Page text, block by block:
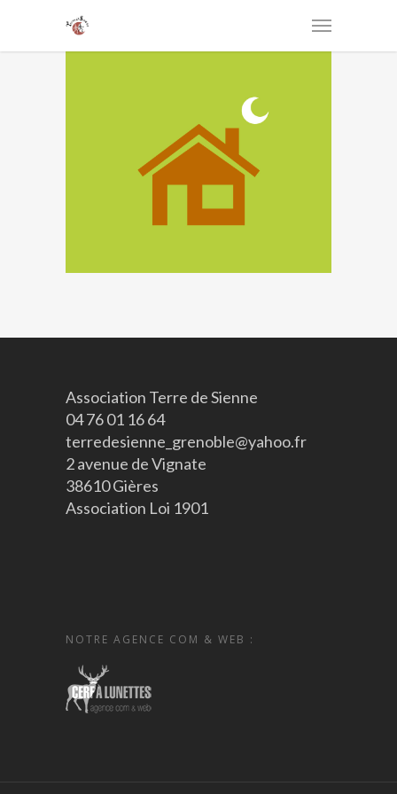
Association Terre de Sienne
04 76 01 16 64
terredesienne_grenoble@yahoo.fr
2 avenue de Vignate
38610 Gières
Association Loi 1901
NOTRE AGENCE COM & WEB :